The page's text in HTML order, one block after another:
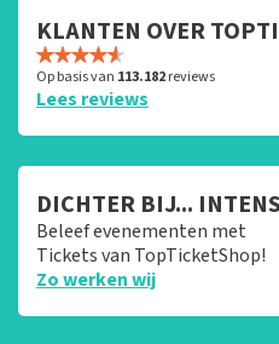
KLANTEN OVER
Op basis van 113.182reviews
Lees reviews
DICHTER BIJ...
Beleef evenementen met
Tickets van TopTicketShop!
Zo werken wij